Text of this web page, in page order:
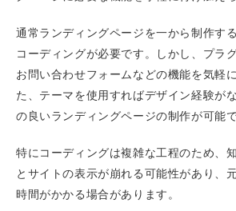
通常ランディングページを一から制作す
コーディングが必要です。しかし、プラ
お問い合わせフォームなどの機能を気軽
た、テーマを使用すればデザイン経験が
の良いランディングページの制作が可能で
特にコーディングは複雑な工程のため、
とサイトの表示が崩れる可能性があり、
時間がかかる場合があります。